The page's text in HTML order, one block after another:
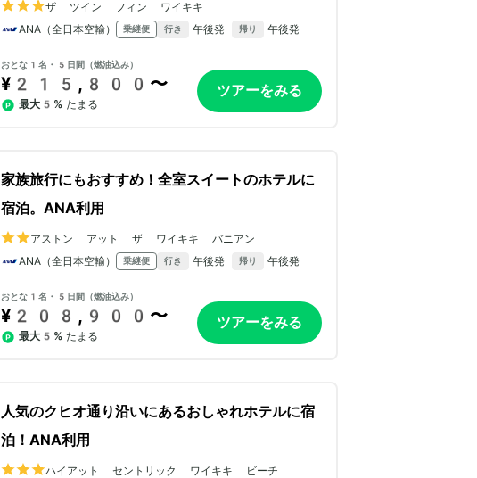
ザ ツイン フィン ワイキキ
ANA（全日本空輸）
乗継便 行き 午後発 帰り 午後発
おとな1名・5日間（燃油込み）
¥215,800〜
最大5% たまる
ツアーをみる
家族旅行にもおすすめ！全室スイートのホテルに
宿泊。ANA利用
アストン アット ザ ワイキキ バニアン
ANA（全日本空輸）
乗継便 行き 午後発 帰り 午後発
おとな1名・5日間（燃油込み）
¥208,900〜
最大5% たまる
ツアーをみる
人気のクヒオ通り沿いにあるおしゃれホテルに宿
泊！ANA利用
ハイアット セントリック ワイキキ ビーチ